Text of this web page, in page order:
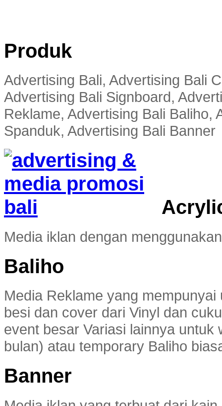
Produk
Advertising Bali, Advertising Bali
Advertising Bali Signboard,
Reklame, Advertising Bali Baliho,
Spanduk, Advertising Bali Banner
Media iklan dengan
Baliho
Media Reklame yang
besi dan cover dari Vinyl dan
event besar Variasi lainnya
bulan) atau temporary Baliho
Banner